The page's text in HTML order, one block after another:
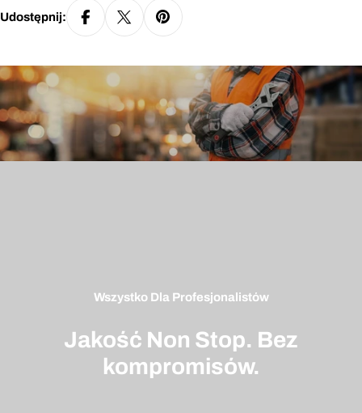
Udostępnij:
Wszystko Dla Profesjonalistów
Jakość Non Stop. Bez
kompromisów.